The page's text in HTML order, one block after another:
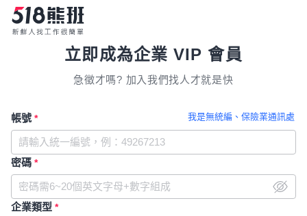
立即成為企業 VIP 會員
急徵才嗎? 加入我們找人才就是快
我是無統編、保險業通訊處
帳號 *
密碼 *
企業類型 *